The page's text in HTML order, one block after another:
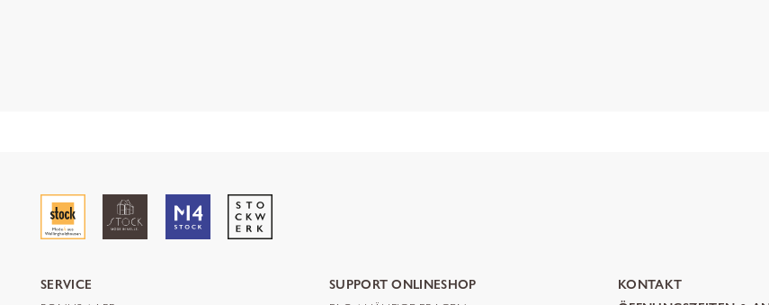
SERVICE SUPPORT ONLINESHOP
KONTAKT